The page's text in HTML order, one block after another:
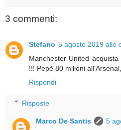
3 commenti:
Stefano 5 agosto 2019 alle
Manchester United
!!! Pepè 80 milioni all'Arsenal,
Rispondi
Risposte
Marco De Santis
5